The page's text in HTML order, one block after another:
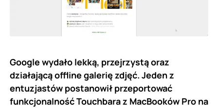
Google wydało lekką, przejrzystą oraz
działającą offline galerię zdjęć. Jeden z
entuzjastów postanowił przeportować
funkcjonalność Touchbara z MacBooków Pro na